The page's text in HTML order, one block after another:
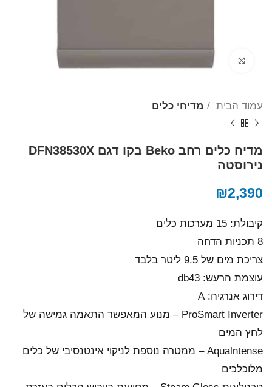
Click to enlarge
עמוד הבית מדיחי כלים
מדיח כלים רחב Beko בקו ‏דגם DFN38530X
נירוסטה
₪2,390
קיבולת: 15 מערכות כלים
8 תכניות הדחה
צריכת מים של 9.5 ליטר בלבד
עוצמת הרעש: db43
דירוג אנרגיה: A
ProSmart Inverter – מנוע המאפשר התאמה גמישה של
לחץ המים
Aqualntense – ממטרה נוספת לניקוי אינטנסיבי של כלים
מלוכלכים